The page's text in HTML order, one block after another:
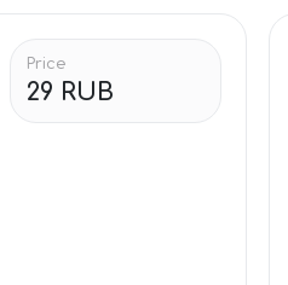
Price
29 RUB